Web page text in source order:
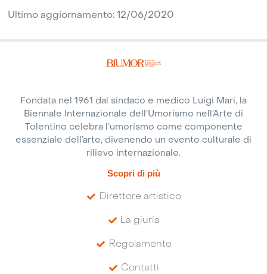
Ultimo aggiornamento: 12/06/2020
Fondata nel 1961 dal sindaco e medico Luigi Mari, la
Biennale Internazionale dell’Umorismo nell’Arte di
Tolentino celebra l’umorismo come componente
essenziale dell’arte, divenendo un evento culturale di
rilievo internazionale.
Scopri di più
Direttore artistico
La giuria
Regolamento
Contatti